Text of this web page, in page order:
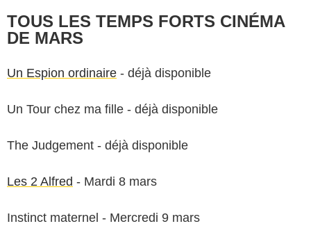
TOUS LES TEMPS FORTS CINÉMA
DE MARS
Un Espion ordinaire - déjà disponible
Un Tour chez ma fille - déjà disponible
The Judgement - déjà disponible
Les 2 Alfred - Mardi 8 mars
Instinct maternel - Mercredi 9 mars